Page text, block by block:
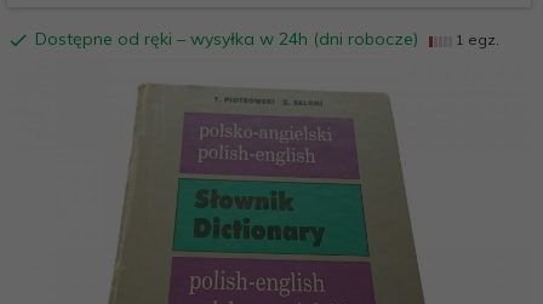
Dostępne od ręki – wysyłka w 24h (dni robocze) 1 egz.